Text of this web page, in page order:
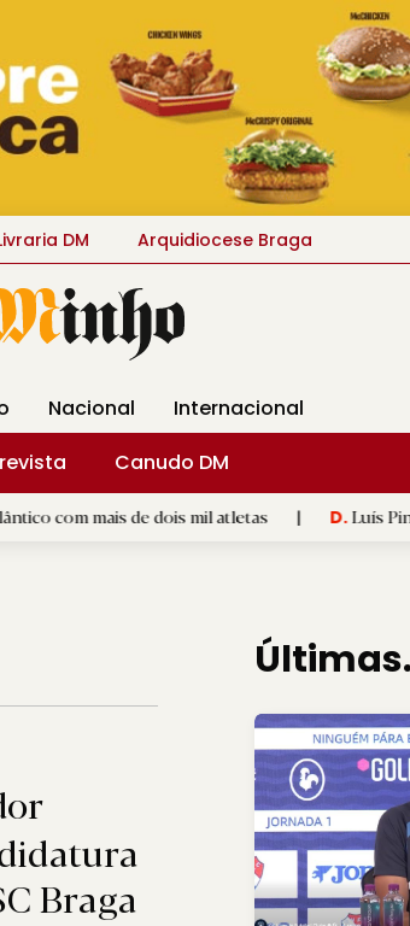
DM Arquidiocese Braga
Nacional
Internacional
Canudo DM
de dois mil atletas | D.Luís Pinto quer Gil
Braga
Últimas.